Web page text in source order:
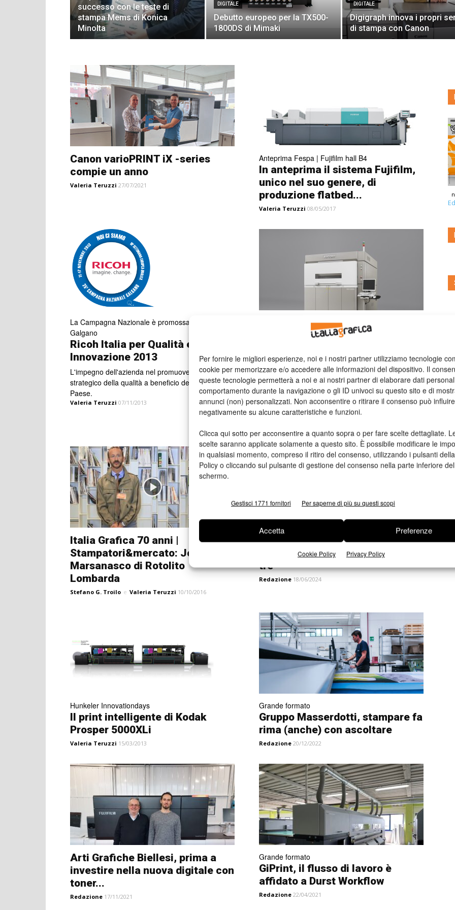
Per fornire le migliori esperienze, noi e i nostri partner utilizziamo tecnologie
cookie per memorizzare e/o accedere alle informazioni del dispositivo. Il
queste tecnologie permetterà a noi e ai nostri partner di elaborare dati
comportamento durante la navigazione o gli ID univoci su questo sito e di
annunci (non) personalizzati. Non acconsentire o ritirare il consenso può influire
negativamente su alcune caratteristiche e funzioni.
Clicca qui sotto per acconsentire a quanto sopra o per fare scelte dettagliate.
scelte saranno applicate solamente a questo sito. È possibile modificare le
in qualsiasi momento, compreso il ritiro del consenso, utilizzando i pulsanti
Policy o cliccando sul pulsante di gestione del consenso nella parte inferiore
schermo.
Gestisci 1771 fornitori Per saperne di più su questi scopi
Accetta Preferenze
Cookie Policy Privacy Policy
successo con le teste di
stampa Mems di Konica
Minolta
DIGITALE
Debutto europeo per la TX500-
1800DS di Mimaki
DIGITALE
Digigraph innova i propri
di stampa con Canon
Canon varioPRINT iX -series
compie un anno
Valeria Teruzzi 27/07/2021
Anteprima Fespa | Fujifilm hall B4
In anteprima il sistema Fujifilm,
unico nel suo genere, di
produzione flatbed...
Valeria Teruzzi 08/05/2017
La Campagna Nazionale è promossa dal Gruppo
Galgano
Ricoh Italia per Qualità e
Innovazione 2013
L'impegno dell'azienda nel promuovere il ruolo
strategico della qualità a beneficio del Sistema
Paese.
Valeria Teruzzi 07/11/2013
Ricoh lancia la sua prima
settore...
AM S5500P è progettata per supportare materiali
che garantiscono elevati livelli di qualità. Oltre alla
tecnologia, Ricoh offre un portfolio completo di
servizi per le aziende che vogliono esplorare le
potenzialità dell’additive manufacturing.
Italia Grafica 70 anni |
Stampatori&mercato: Joseph
Marsanasco di Rotolito
Lombarda
Stefano G. Troilo e Valeria Teruzzi 10/10/2016
Konica Minolta e Erregi
Solutions, una partnership per
tre
Redazione 18/06/2024
Hunkeler Innovationdays
Il print intelligente di Kodak
Prosper 5000XLi
Valeria Teruzzi 15/03/2013
Grande formato
Gruppo Masserdotti, stampare fa
rima (anche) con ascoltare
Redazione 20/12/2022
Arti Grafiche Biellesi, prima a
investire nella nuova digitale con
toner...
Redazione 17/11/2021
Grande formato
GiPrint, il flusso di lavoro è
affidato a Durst Workflow
Redazione 22/04/2021